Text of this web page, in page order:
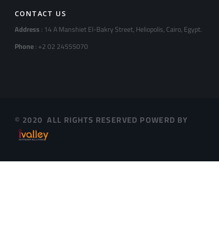
CONTACT US
Address: 14 A Manshiet El-Bakry Street, Heliopolis, Cairo, Egypt.
Phone: +2 02 24555070
© 2020 ALL RIGHTS RESERVED POWERD BY